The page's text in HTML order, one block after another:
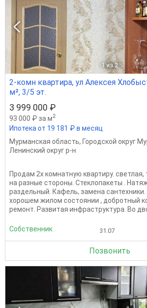
1 из 2
2-комн квартира, ул Алексея
м², 3/5 эт.
3 999 000 ₽
93 000 ₽ за м2
Ипотека от 19 181 ₽ в месяц
Мурманская область, Городской округ
Ленинский округ р-н
Продам 2х комнатную квартиру.
на разные стороны. Стеклопакеты .
раздельный. Кафель, замена сантехники.
хорошем жилом состоянии , добротный
ремонт. Развитая инфраструктура. Во
Собственник 31.07
Позвонить